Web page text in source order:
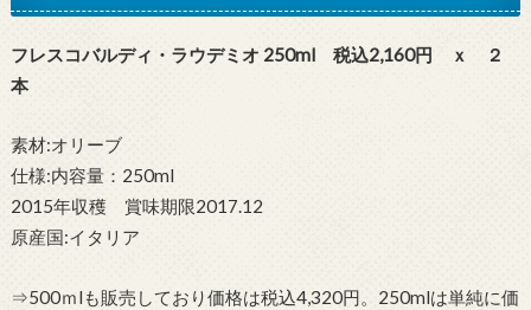
フレスコバルディ・ラウデミオ 250ml 税込2,160円 ｘ ２
本
素材:オリーブ
仕様:内容量：250ml
2015年収穫 賞味期限2017.12
原産国:イタリア
⇒500ｍlも販売しており価格は税込4,320円。250mlは単純に価